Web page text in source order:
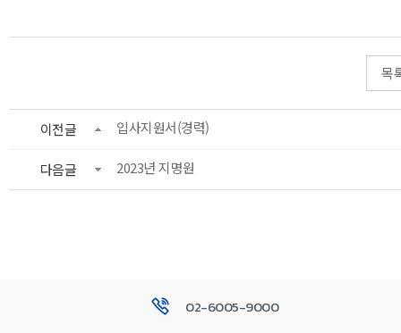
목
이전글 입사지원서(경력)
다음글 2023년 지명원
02-6005-9000